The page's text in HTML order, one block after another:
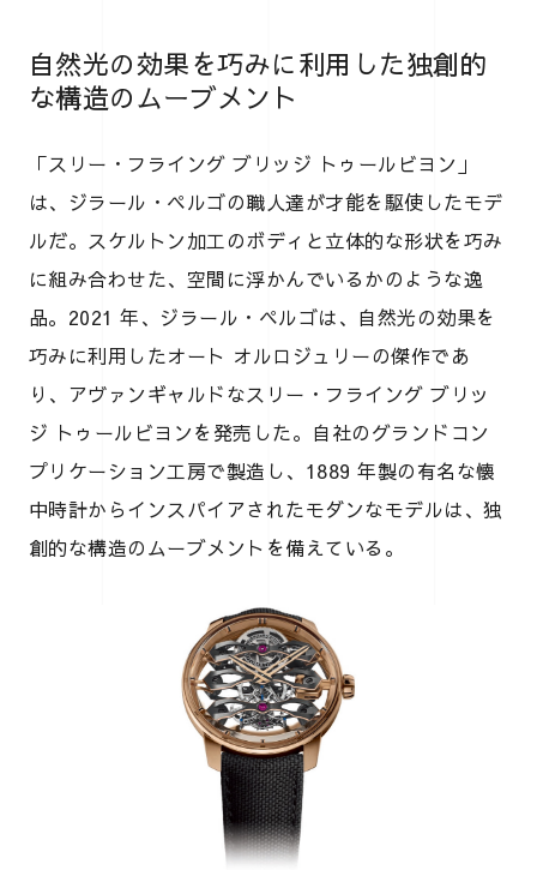
自然光の効果を巧みに利用した独創的
な構造のムーブメント
「スリー・フライング ブリッジ トゥールビヨン」
は、ジラール・ペルゴの職人達が才能を駆使したモデ
ルだ。スケルトン加工のボディと立体的な形状を巧み
に組み合わせた、空間に浮かんでいるかのような逸
品。2021 年、ジラール・ペルゴは、自然光の効果を
巧みに利用したオート オルロジュリーの傑作であ
り、アヴァンギャルドなスリー・フライング ブリッ
ジ トゥールビヨンを発売した。自社のグランドコン
プリケーション工房で製造し、1889 年製の有名な懐
中時計からインスパイアされたモダンなモデルは、独
創的な構造のムーブメントを備えている。